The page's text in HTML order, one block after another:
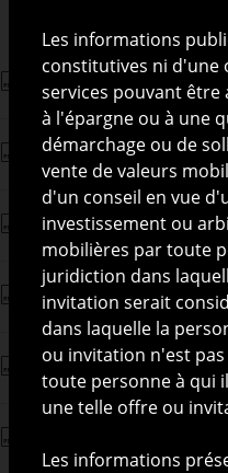
Prospectus Stork
Final Terms
Fiche Commerciale
PRIIPS KID (FR)
PRIIPS KID (EN)
Les informations
constitutives ni d'une
services pouvant être
à l'épargne ou à une
démarchage ou de
vente de valeurs
d'un conseil en vue
investissement ou
mobilières par toute
juridiction dans
invitation serait
dans laquelle la
ou invitation n'est
toute personne à qui
une telle offre ou
Les informations